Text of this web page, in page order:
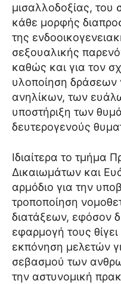
μισαλλοδοξίας, του
κάθε μορφής
της
σεξουαλικής
καθώς και για τον
υλοποίηση δράσεων
ανηλίκων, των
υποστήριξη των
δευτερογενούς
Ιδιαίτερα το τμήμα
Δικαιωμάτων και
αρμόδιο για την
τροποποίηση
διατάξεων, εφόσον
εφαρμογή τους
εκπόνηση μελετών
σεβασμού των
την αστυνομική